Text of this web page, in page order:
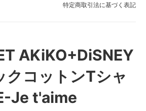
SOLD OUT特定商取引法に基づく表記
AKiKO+DiSNEY
クコットンTシャ
Je t'aime